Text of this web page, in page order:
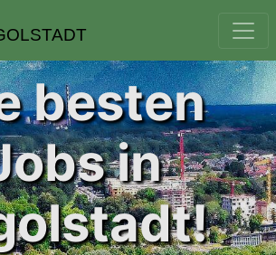
besten
in